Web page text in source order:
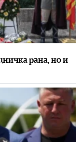
рана, но и